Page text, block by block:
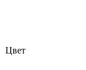
Цвет